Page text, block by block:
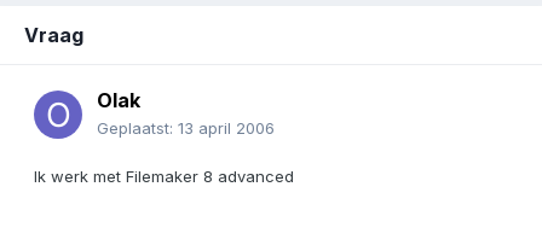
Vraag
Olak
Geplaatst: 13 april 2006
Ik werk met Filemaker 8 advanced